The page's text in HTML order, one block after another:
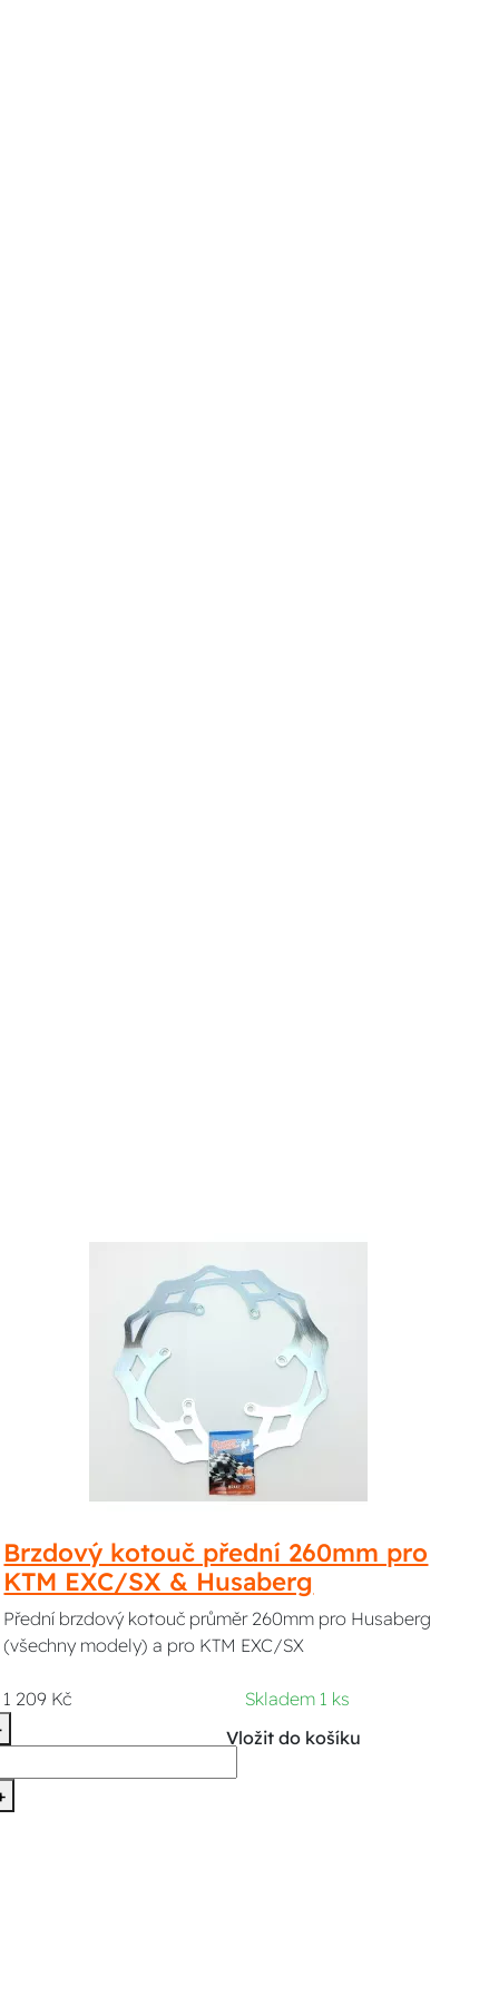
Brzdový kotouč přední 260mm pro
KTM EXC/SX & Husaberg
Přední brzdový kotouč průměr 260mm pro Husaberg
(všechny modely) a pro KTM EXC/SX
1 209 Kč
Skladem 1 ks
Vložit do košíku